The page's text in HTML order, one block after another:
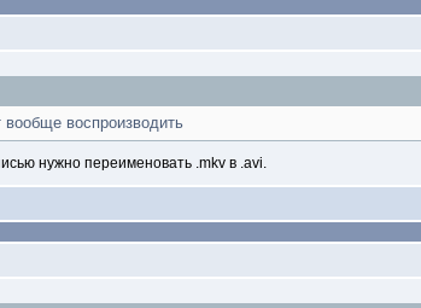
воспроизводить
нужно переименовать .mkv в .avi.